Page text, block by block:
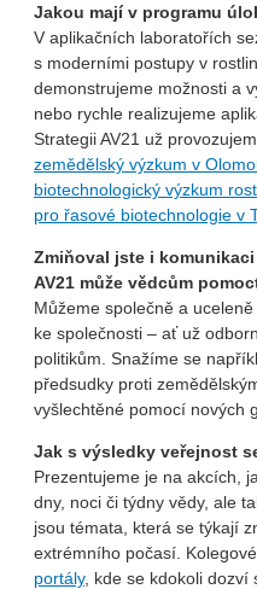
Jakou mají v programu
V aplikačních laboratořích
s moderními postupy v
demonstrujeme možnosti a
nebo rychle realizujeme
Strategii AV21 už
zemědělský výzkum v
biotechnologický výzkum
pro řasové biotechnologie v
Zmiňoval jste i
AV21 může vědcům
Můžeme společně a
ke společnosti – ať už
politikům. Snažíme se
předsudky proti
vyšlechtěné pomocí nových
Jak s výsledky veřejnost
Prezentujeme je na akcích,
dny, noci či týdny vědy, ale
jsou témata, která se týkají
extrémního počasí.
portály, kde se kdokoli dozví